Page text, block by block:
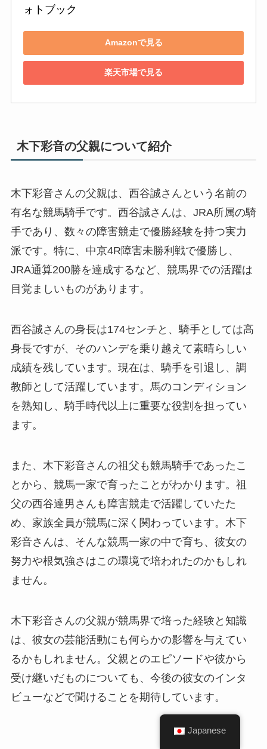
ォトブック
Amazonで見る
楽天市場で見る
木下彩音の父親について紹介
木下彩音さんの父親は、西谷誠さんという名前の
有名な競馬騎手です。西谷誠さんは、JRA所属の騎
手であり、数々の障害競走で優勝経験を持つ実力
派です。特に、中京4R障害未勝利戦で優勝し、
JRA通算200勝を達成するなど、競馬界での活躍は
目覚ましいものがあります。
西谷誠さんの身長は174センチと、騎手としては高
身長ですが、そのハンデを乗り越えて素晴らしい
成績を残しています。現在は、騎手を引退し、調
教師として活躍しています。馬のコンディション
を熟知し、騎手時代以上に重要な役割を担ってい
ます。
また、木下彩音さんの祖父も競馬騎手であったこ
とから、競馬一家で育ったことがわかります。祖
父の西谷達男さんも障害競走で活躍していたた
め、家族全員が競馬に深く関わっています。木下
彩音さんは、そんな競馬一家の中で育ち、彼女の
努力や根気強さはこの環境で培われたのかもしれ
ません。
木下彩音さんの父親が競馬界で培った経験と知識
は、彼女の芸能活動にも何らかの影響を与えてい
るかもしれません。父親とのエピソードや彼から
受け継いだものについても、今後の彼女のインタ
ビューなどで聞けることを期待しています。
Japanese